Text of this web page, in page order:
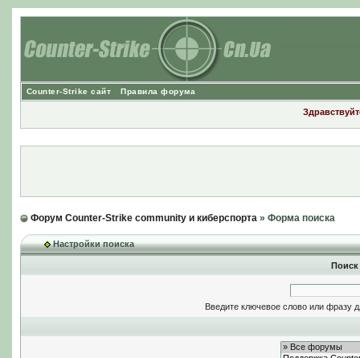
Counter-Strike сайт Правила форума
Форум Counter-Strike community и киберспорта» Форма поиска
Настройки поиска
Введите ключевое слово или фразу